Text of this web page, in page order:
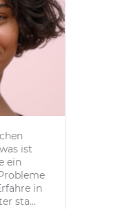
ist
ein
in
sta...